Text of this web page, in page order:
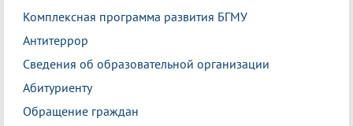
Комплексная программа развития БГМУ
Антитеррор
Сведения об образовательной организации
Абитуриенту
Обращение граждан